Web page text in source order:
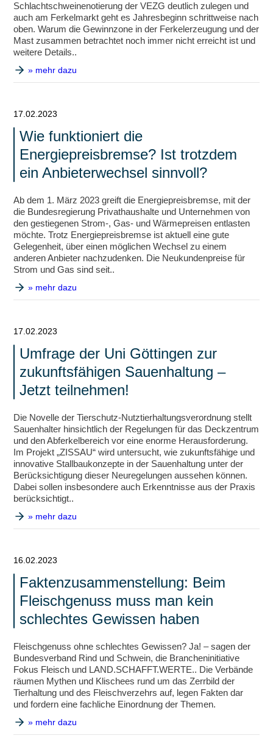
Schlachtschweinenotierung der VEZG deutlich zulegen und
auch am Ferkelmarkt geht es Jahresbeginn schrittweise nach
oben. Warum die Gewinnzone in der Ferkelerzeugung und der
Mast zusammen betrachtet noch immer nicht erreicht ist und
weitere Details..
» mehr dazu
17.02.2023
Wie funktioniert die
Energiepreisbremse? Ist trotzdem
ein Anbieterwechsel sinnvoll?
Ab dem 1. März 2023 greift die Energiepreisbremse, mit der
die Bundesregierung Privathaushalte und Unternehmen von
den gestiegenen Strom-, Gas- und Wärmepreisen entlasten
möchte. Trotz Energiepreisbremse ist aktuell eine gute
Gelegenheit, über einen möglichen Wechsel zu einem
anderen Anbieter nachzudenken. Die Neukundenpreise für
Strom und Gas sind seit..
» mehr dazu
17.02.2023
Umfrage der Uni Göttingen zur
zukunftsfähigen Sauenhaltung –
Jetzt teilnehmen!
Die Novelle der Tierschutz-Nutztierhaltungsverordnung stellt
Sauenhalter hinsichtlich der Regelungen für das Deckzentrum
und den Abferkelbereich vor eine enorme Herausforderung.
Im Projekt „ZISSAU“ wird untersucht, wie zukunftsfähige und
innovative Stallbaukonzepte in der Sauenhaltung unter der
Berücksichtigung dieser Neuregelungen aussehen können.
Dabei sollen insbesondere auch Erkenntnisse aus der Praxis
berücksichtigt..
» mehr dazu
16.02.2023
Faktenzusammenstellung: Beim
Fleischgenuss muss man kein
schlechtes Gewissen haben
Fleischgenuss ohne schlechtes Gewissen? Ja! – sagen der
Bundesverband Rind und Schwein, die Brancheninitiative
Fokus Fleisch und LAND.SCHAFFT.WERTE.. Die Verbände
räumen Mythen und Klischees rund um das Zerrbild der
Tierhaltung und des Fleischverzehrs auf, legen Fakten dar
und fordern eine fachliche Einordnung der Themen.
» mehr dazu